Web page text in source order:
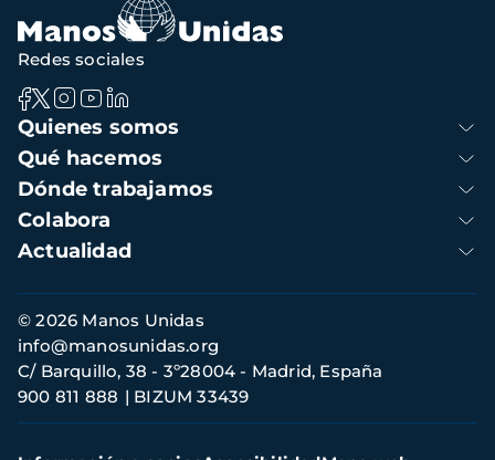
Navegación
principal
Quienes somos
Qué hacemos
Dónde trabajamos
Colabora
Actualidad
Redes sociales
Información
de
contacto
© 2026 Manos Unidas
C/ Barquillo, 38 - 3º28004 - Madrid, España
900 811 888
BIZUM 33439
info@manosunidas.org